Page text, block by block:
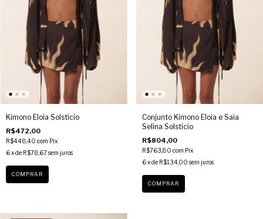
Kimono Eloia Solstício
R$472,00
R$448,40 com Pix
6x de R$78,67sem juros
COMPRAR
Conjunto Kimono Eloia e Saia
Selina Solstício
R$804,00
R$763,80 com Pix
6 x de R$134,00 sem juros
COMPRAR